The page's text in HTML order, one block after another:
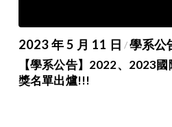
2023 年 5 月 11 日 /學系公
【學系公告】2022、2023
獎名單出爐!!!